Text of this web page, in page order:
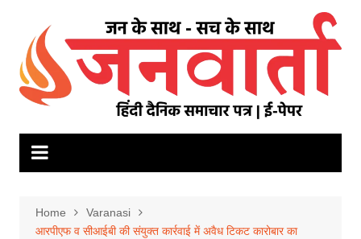
content
Home
Varanasi
आरपीएफ व सीआईबी की संयुक्त कार्रवाई में अवैध टिकट कारोबार का